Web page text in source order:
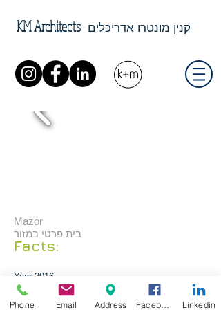
KM Architects- קנין מונטרו אדריכלים
Mazor
בית פרטי במזור
Facts:
Year:2016
Lot size:7000 m2
construction: 240 m2
floor Levels: 1
Phone Email Address Linkedin